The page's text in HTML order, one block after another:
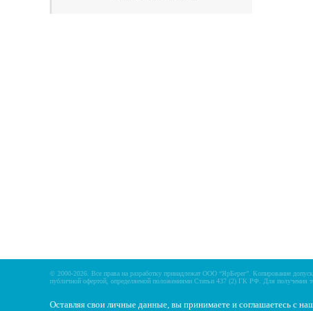
© 2000-2026. Все права на разработку принадлежат ООО “ЯрБерег”. Копирование
публичной офертой, определяемой положениями Статьи 437 (2) ГК РФ. Для получения
Оставляя свои личные данные, вы принимаете и соглашаетесь с